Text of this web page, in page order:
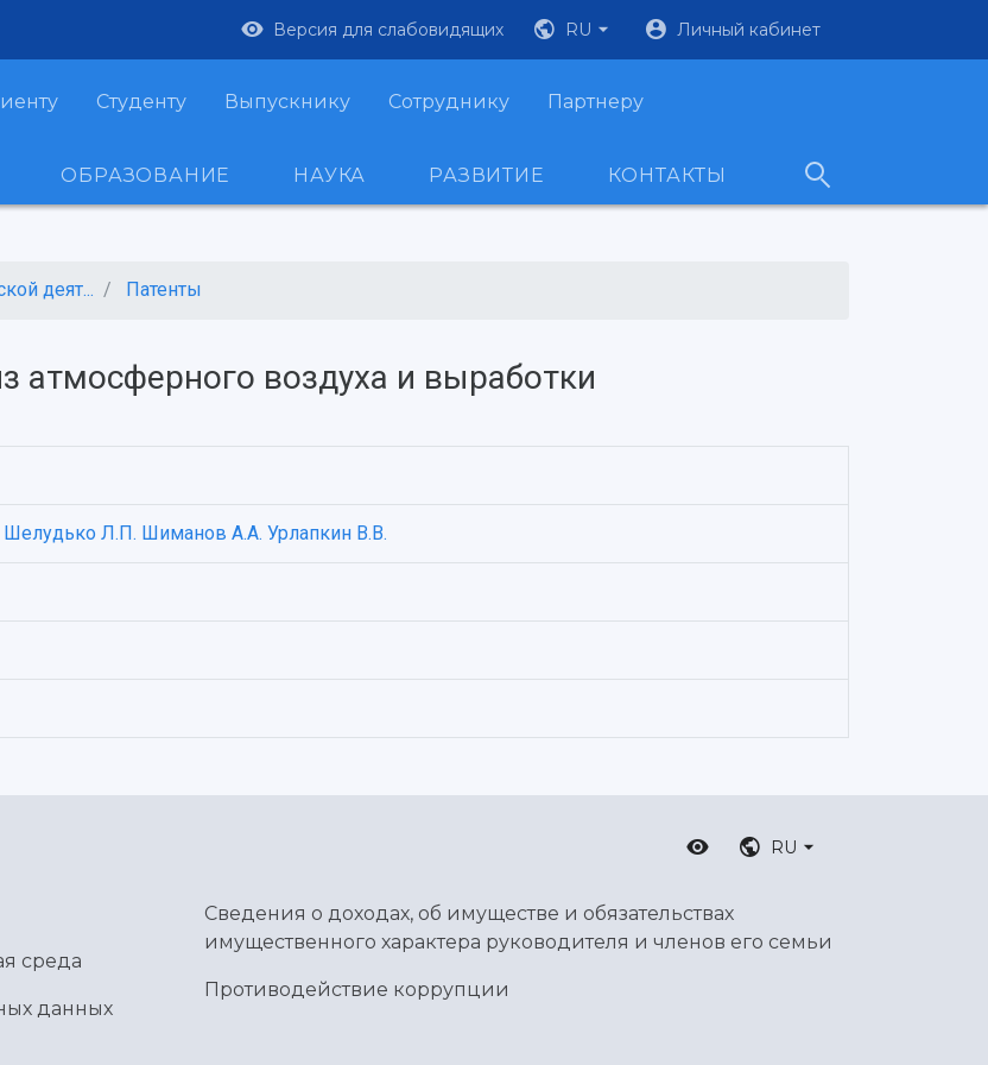
Версия для слабовидящих RU Личный кабинет
Студенту Выпускнику Сотруднику Партнеру
ОБРАЗОВАНИЕ НАУКА РАЗВИТИЕ КОНТАКТЫ
деят... Патенты
атмосферного воздуха и выработки
Шелудько Л.П. Шиманов А.А. Урлапкин В.В.
RU
среда
данных
Сведения о доходах, об имуществе и обязательствах
имущественного характера руководителя и членов его семьи
Противодействие коррупции